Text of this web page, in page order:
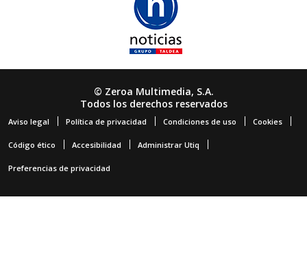
© Zeroa Multimedia, S.A.
Todos los derechos reservados
Aviso legal Política de privacidad Condiciones de uso Cookies
Código ético Accesibilidad Administrar Utiq
Preferencias de privacidad